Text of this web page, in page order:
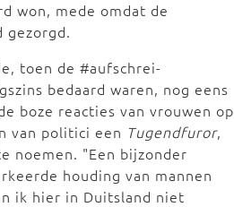
won, mede omdat de
gezorgd.
toen de #aufschrei-
bedaard waren, nog eens
boze reacties van vrouwen op
van politici een Tugendfuror,
noemen. "Een bijzonder
houding van mannen
ik hier in Duitsland niet